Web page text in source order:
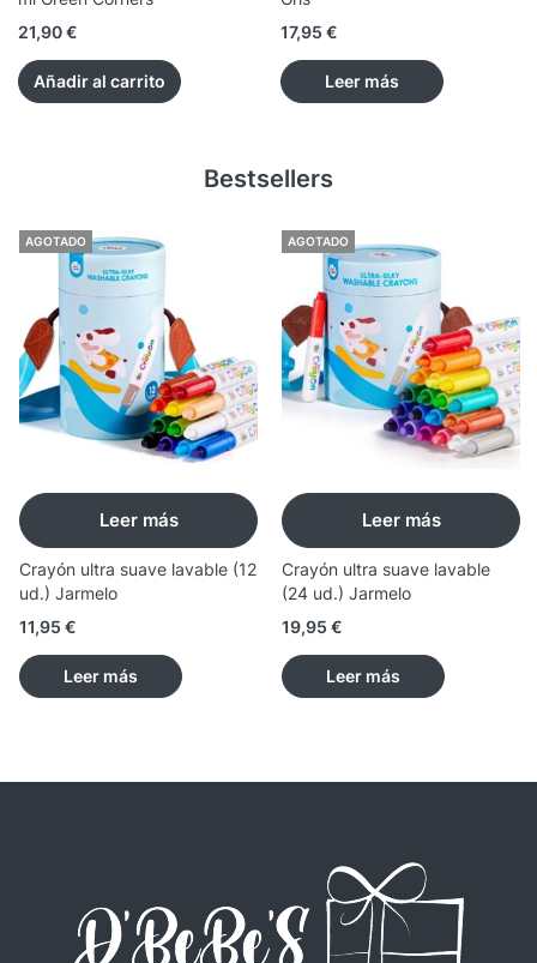
21,90€
Añadir al carrito
17,95 €
Leer más
Bestsellers
AGOTADO
Leer más
Crayón ultra suave lavable (12
ud.) Jarmelo
11,95 €
Leer más
AGOTADO
Leer más
Crayón ultra suave lavable
(24 ud.) Jarmelo
19,95 €
Leer más